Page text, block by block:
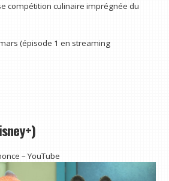
compétition culinaire imprégnée du
(épisode 1 en streaming
– YouTube